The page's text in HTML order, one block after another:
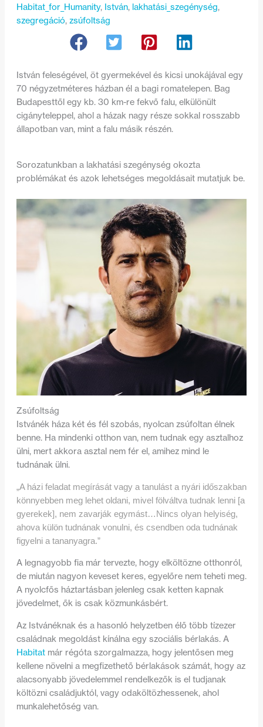
Habitat_for_Humanity, István, lakhatási_szegénység ,
szegregáció, zsúfoltság
István feleségével, öt gyermekével és kicsi unokájával egy
70 négyzetméteres házban él a bagi romatelepen. Bag
Budapesttől egy kb. 30 km-re fekvő falu, elkülönült
cigányteleppel, ahol a házak nagy része sokkal rosszabb
állapotban van, mint a falu másik részén.
Sorozatunkban a lakhatási szegénység okozta
problémákat és azok lehetséges megoldásait mutatjuk be.
Zsúfoltság
Istvánék háza két és fél szobás, nyolcan zsúfoltan élnek
benne. Ha mindenki otthon van, nem tudnak egy asztalhoz
ülni, mert akkora asztal nem fér el, amihez mind le
tudnának ülni.
„A házi feladat megírását vagy a tanulást a nyári időszakban
könnyebben meg lehet oldani, mivel fölváltva tudnak lenni [a
gyerekek], nem zavarják egymást…Nincs olyan helyiség,
ahova külön tudnának vonulni, és csendben oda tudnának
figyelni a tananyagra.”
A legnagyobb fia már tervezte, hogy elköltözne otthonról,
de miután nagyon keveset keres, egyelőre nem teheti meg.
A nyolcfős háztartásban jelenleg csak ketten kapnak
jövedelmet, ők is csak közmunkásbért.
Az Istvánéknak és a hasonló helyzetben élő több tízezer
családnak megoldást kínálna egy szociális bérlakás. A
Habitatmár régóta szorgalmazza, hogy jelentősen meg
kellene növelni a megfizethető bérlakások számát, hogy az
alacsonyabb jövedelemmel rendelkezők is el tudjanak
költözni családjuktól, vagy odaköltözhessenek, ahol
munkalehetőség van.